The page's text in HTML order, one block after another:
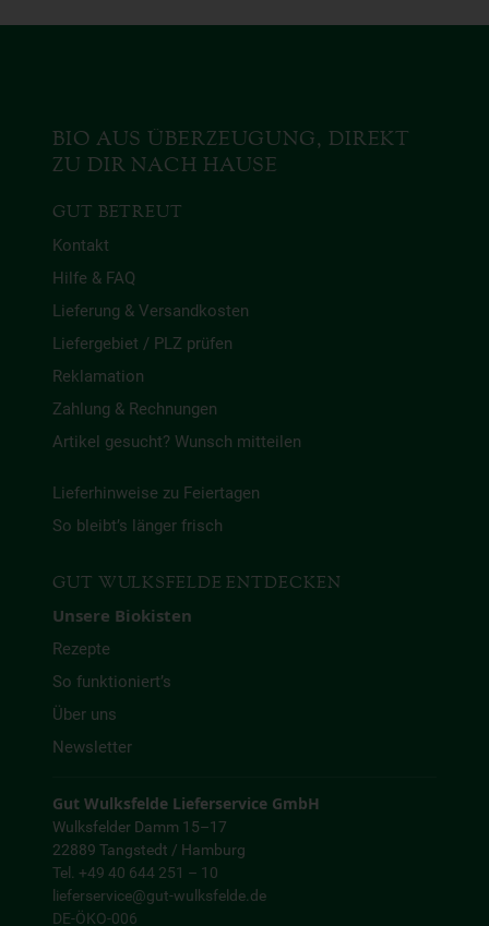
BIO AUS ÜBERZEUGUNG, DIREKT
ZU DIR NACH HAUSE
GUT BETREUT
Kontakt
Hilfe & FAQ
Lieferung & Versandkosten
Liefergebiet / PLZ prüfen
Reklamation
Zahlung & Rechnungen
Artikel gesucht? Wunsch mitteilen
Lieferhinweise zu Feiertagen
So bleibt’s länger frisch
GUT WULKSFELDE ENTDECKEN
Unsere Biokisten
Rezepte
So funktioniert’s
Über uns
Newsletter
Gut Wulksfelde Lieferservice GmbH
Wulksfelder Damm 15–17
22889 Tangstedt / Hamburg
Tel. +49 40 644 251 – 10
lieferservice@gut-wulksfelde.de
DE-ÖKO-006